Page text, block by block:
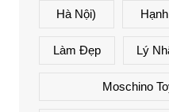
Hà Nội)
Làm Đẹp Lý
Moschino